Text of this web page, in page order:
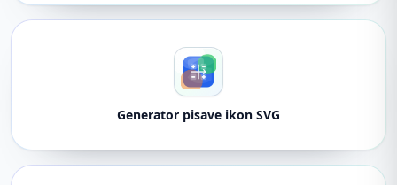
Generator pisave ikon SVG